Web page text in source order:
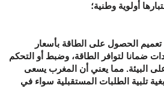
أولوية وطنية؛
الحصول على الطاقة بأسعار
ضمانا لتوافر الطاقة، وضبط أو التحكم
البيئة. مما يعني أن المغرب يسعى
تلبية الطلبات المستقبلية سواء في